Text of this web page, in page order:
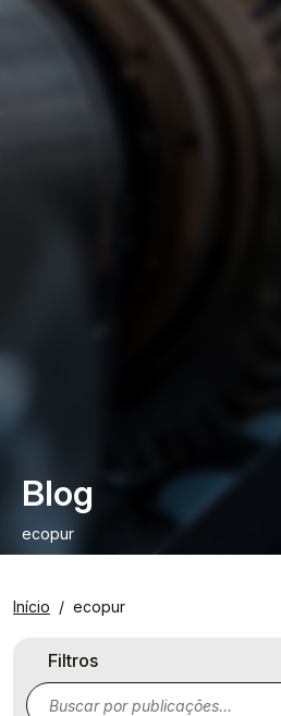
Blog
ecopur
Início ecopur
Filtros